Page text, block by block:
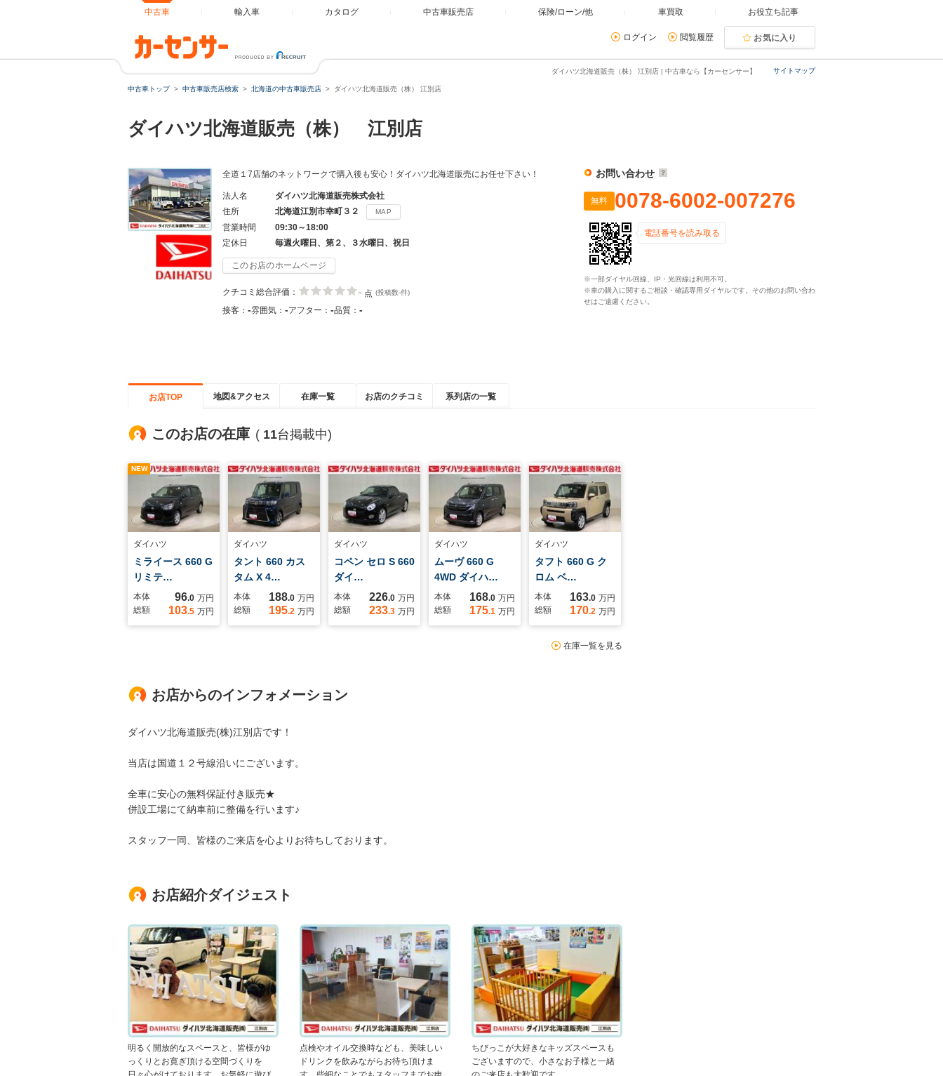
中古車 輸入車 カタログ 中古車販売店 保険/ローン/他 車買取 お役立ち記事
ログイン 閲覧履歴 お気に入り
サイトマップ
ダイハツ北海道販売（株） 江別店 | 中古車なら【カーセンサー】
中古車トップ 中古車販売店検索 北海道の中古車販売店 ダイハツ北海道販売（株） 江別店
ダイハツ北海道販売（株） 江別店
全道１7店舗のネットワークで購入後も安心！ダイハツ北海道販売にお任せ下さい！
法人名
ダイハツ北海道販売株式会社
住所
北海道江別市幸町３２ MAP
営業時間
09:30～18:00
定休日
毎週火曜日、第２、３水曜日、祝日
このお店のホームページ
クチコミ総合評価： - 点 (投稿数-件)
接客： -雰囲気： -アフター： -品質： -
お問い合わせ
無料 0078-6002-007276
電話番号を読み取る
※一部ダイヤル回線、IP・光回線は利用不可。
※車の購入に関するご相談・確認専用ダイヤルです。その他のお問い合わ
せはご遠慮ください。
お店TOP 地図&アクセス 在庫一覧 お店のクチコミ 系列店の一覧
このお店の在庫 ( 11台掲載中)
NEW
ダイハツ
ミライース 660 G
リミテ…
本体 96.0 万円
総額
103.5 万円
ダイハツ
タント 660 カス
タム X 4…
本体 188.0 万円
総額
195.2 万円
ダイハツ
コペン セロ S 660
ダイ…
本体 226.0 万円
総額
233.3 万円
ダイハツ
ムーヴ 660 G
4WD ダイハ…
本体 168.0 万円
総額
175.1 万円
ダイハツ
タフト 660 G ク
ロム ベ…
本体 163.0 万円
総額
170.2 万円
在庫一覧を見る
お店からのインフォメーション
ダイハツ北海道販売(株)江別店です！
当店は国道１２号線沿いにございます。
全車に安心の無料保証付き販売★
併設工場にて納車前に整備を行います♪
スタッフ一同、皆様のご来店を心よりお待ちしております。
お店紹介ダイジェスト
明るく開放的なスペースと、皆様がゆ
っくりとお寛ぎ頂ける空間づくりを
点検やオイル交換時なども、美味しい
ドリンクを飲みながらお待ち頂けま
ちびっこが大好きなキッズスペースも
ございますので、小さなお子様と一緒